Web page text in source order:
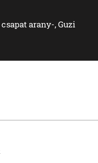
arany-, Guzi